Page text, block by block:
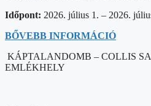
Időpont: 2026. július 1. – 2026.
BŐVEBB INFORMÁCIÓ
KÁPTALANDOMB – COLLIS
EMLÉKHELY